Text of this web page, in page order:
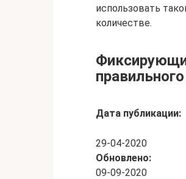
использовать
количестве.
Дата публикации:
29-04-2020
Обновлено:
09-09-2020